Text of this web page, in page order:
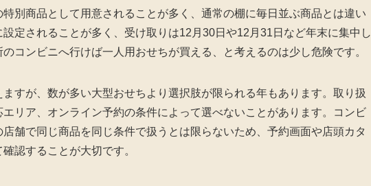
別商品として用意されることが多く、通常の棚に毎日並ぶ商品とは違い
定されることが多く、受け取りは12月30日や12月31日など年末に集中し
コンビニへ行けば一人用おせちが買える、と考えるのは少し危険です。
すが、数が多い大型おせちより選択肢が限られる年もあります。取り扱
リア、オンライン予約の条件によって選べないことがあります。コンビ
舗で同じ商品を同じ条件で扱うとは限らないため、予約画面や店頭カタ
認することが大切です。